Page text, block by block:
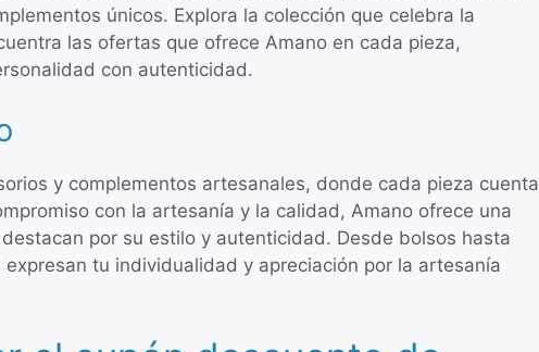
únicos. Explora la colección que celebra la
las ofertas que ofrece Amano en cada pieza,
con autenticidad.
y complementos artesanales, donde cada pieza cuenta
con la artesanía y la calidad, Amano ofrece una
por su estilo y autenticidad. Desde bolsos hasta
tu individualidad y apreciación por la artesanía